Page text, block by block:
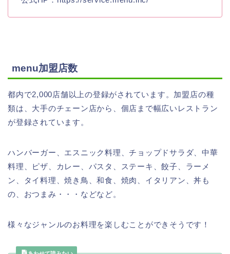
menu加盟店数
都内で2,000店舗以上の登録がされています。加盟店の種
類は、大手のチェーン店から、個店まで幅広いレストラン
が登録されています。
ハンバーガー、エスニック料理、チョップドサラダ、中華
料理、ピザ、カレー、パスタ、ステーキ、餃子、ラーメ
ン、タイ料理、焼き鳥、和食、焼肉、イタリアン、丼も
の、おつまみ・・・などなど。
様々なジャンルのお料理を楽しむことができそうです！